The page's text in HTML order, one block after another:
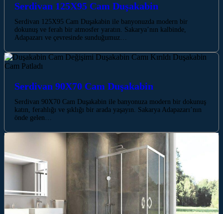
Serdivan 125X95 Cam Duşakabin
Serdivan 125X95 Cam Duşakabin ile banyonuzda modern bir
dokunuş ve ferah bir atmosfer yaratın. Sakarya’nın kalbinde,
Adapazarı ve çevresinde sunduğumuz…
Serdivan 90X70 Cam Duşakabin
Serdivan 90X70 Cam Duşakabin ile banyonuza modern bir dokunuş
katın, ferahlığı ve şıklığı bir arada yaşayın. Sakarya Adapazarı’nın
önde gelen…